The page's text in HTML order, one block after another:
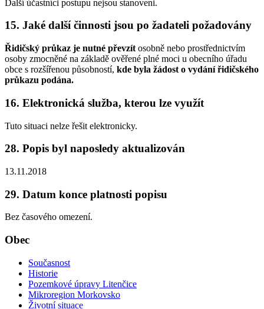
Další účastníci postupu nejsou stanoveni.
15. Jaké další činnosti jsou po žadateli požadovány
Řidičský průkaz je nutné převzít osobně nebo prostřednictvím
osoby zmocněné na základě ověřené plné moci u obecního úřadu
obce s rozšířenou působností, kde byla žádost o vydání řidičského
průkazu podána.
16. Elektronická služba, kterou lze využít
Tuto situaci nelze řešit elektronicky.
28. Popis byl naposledy aktualizován
13.11.2018
29. Datum konce platnosti popisu
Bez časového omezení.
Obec
Současnost
Historie
Pozemkové úpravy Litenčice
Mikroregion Morkovsko
Životní situace